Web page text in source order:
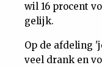
Dossiers
Nieuwsbrief
wil 16 procent
gelijk.
Op de afdeling
veel drank en